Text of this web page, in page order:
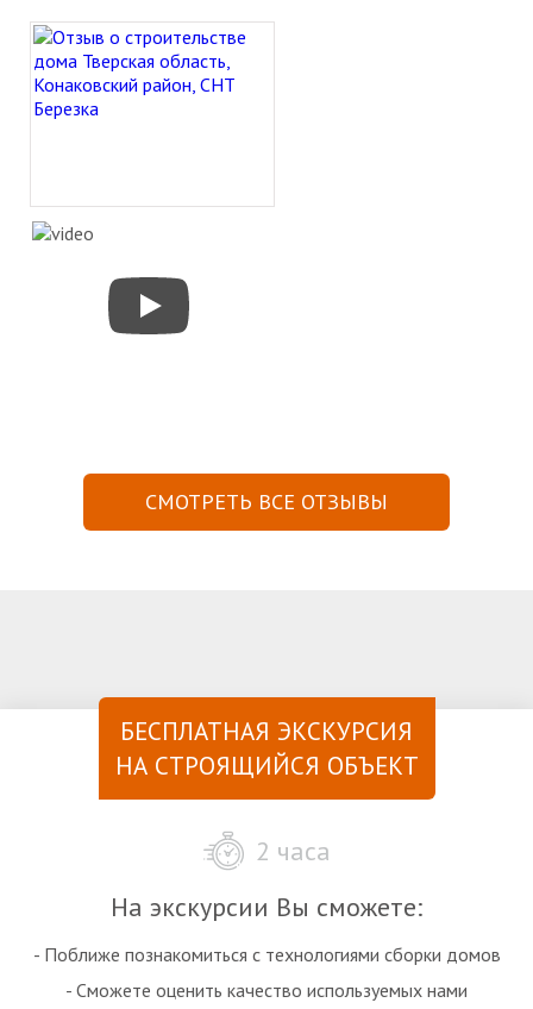
СМОТРЕТЬ ВСЕ ОТЗЫВЫ
БЕСПЛАТНАЯ ЭКСКУРСИЯ
НА СТРОЯЩИЙСЯ ОБЪЕКТ
2 часа
На экскурсии Вы сможете:
- Поближе познакомиться с технологиями сборки домов
- Сможете оценить качество используемых нами